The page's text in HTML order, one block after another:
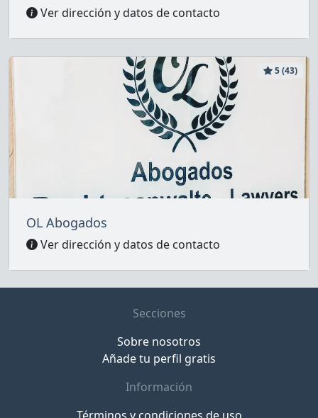
Ver dirección y datos de contacto
5 (43)
OL Abogados
Ver dirección y datos de contacto
Secciones
Sobre nosotros
Añade tu perfil gratis
Información